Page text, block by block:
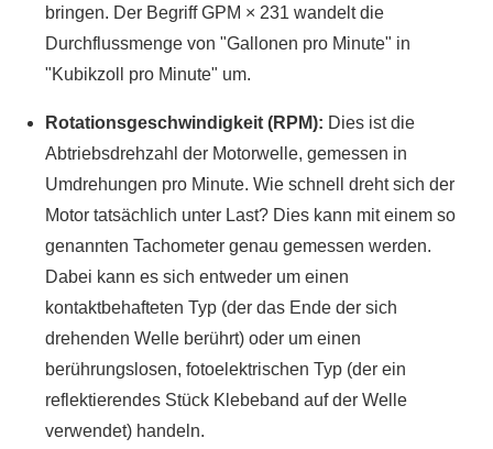
bringen. Der Begriff GPM × 231 wandelt die
Durchflussmenge von "Gallonen pro Minute" in
"Kubikzoll pro Minute" um.
Rotationsgeschwindigkeit (RPM): Dies ist die
Abtriebsdrehzahl der Motorwelle, gemessen in
Umdrehungen pro Minute. Wie schnell dreht sich der
Motor tatsächlich unter Last? Dies kann mit einem so
genannten Tachometer genau gemessen werden.
Dabei kann es sich entweder um einen
kontaktbehafteten Typ (der das Ende der sich
drehenden Welle berührt) oder um einen
berührungslosen, fotoelektrischen Typ (der ein
reflektierendes Stück Klebeband auf der Welle
verwendet) handeln.